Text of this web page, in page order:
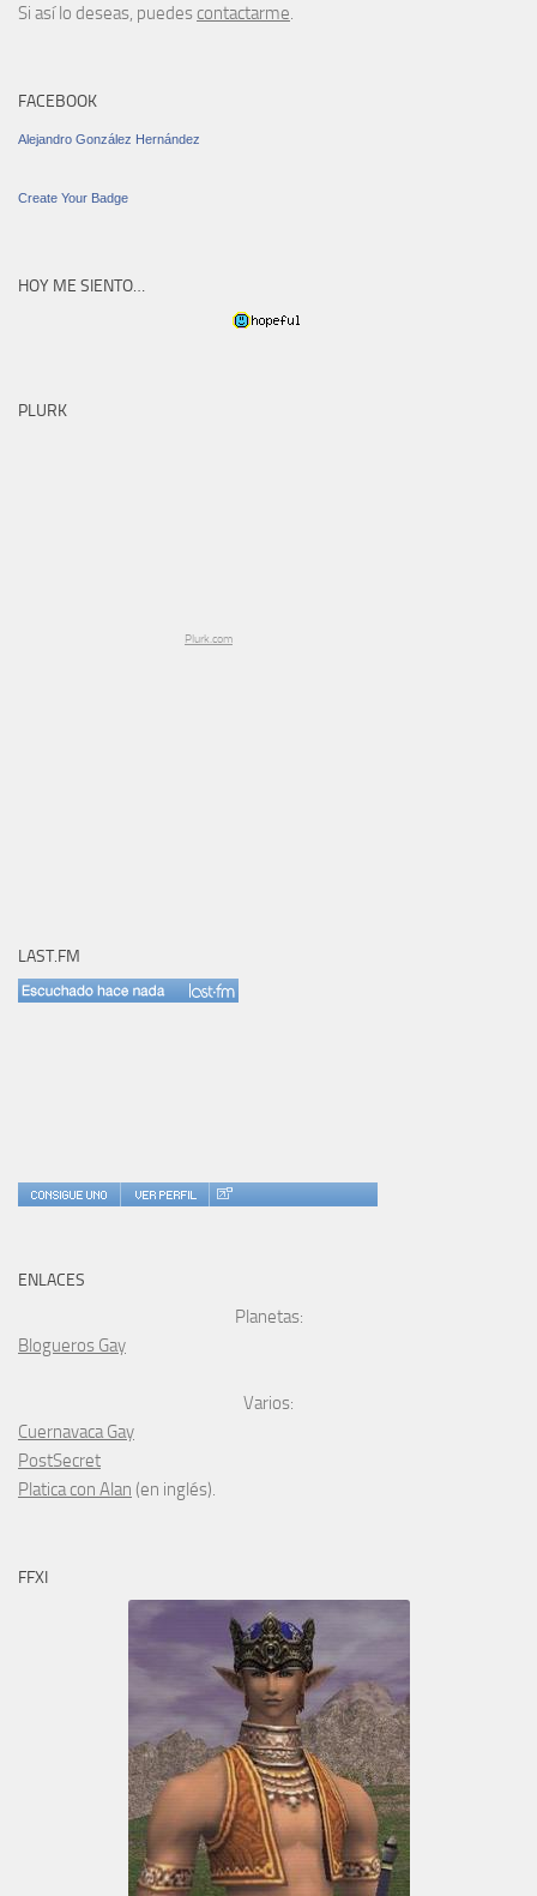
Si así lo deseas, puedes contactarme.
FACEBOOK
Alejandro González Hernández
Create Your Badge
HOY ME SIENTO…
PLURK
Plurk.com
LAST.FM
ENLACES
Planetas:
Blogueros Gay
Varios:
Cuernavaca Gay
PostSecret
Platica con Alan (en inglés).
FFXI